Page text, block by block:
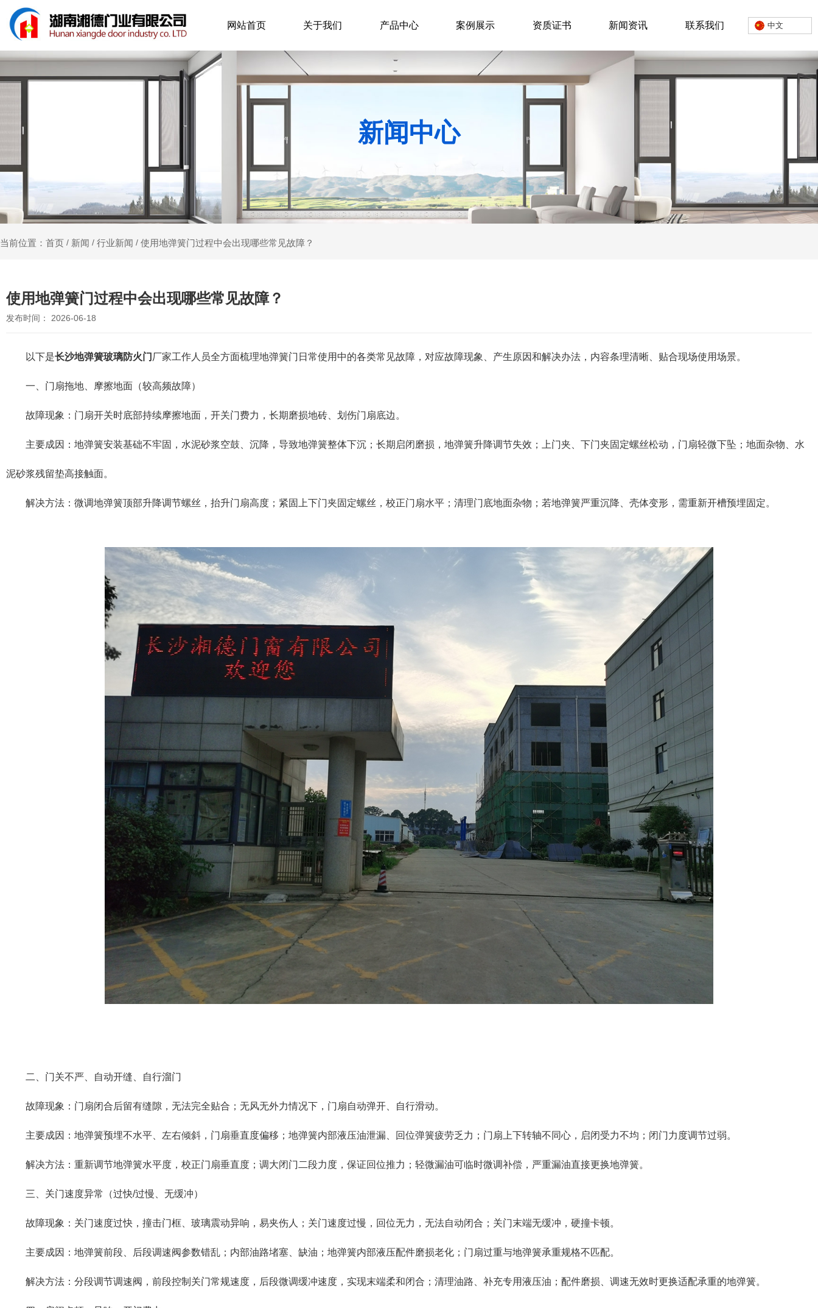
网站首页 关于我们 产品中心 案例展示 资质证书 新闻资讯 联系我们 中文
新闻中心
当前位置：首页 / 新闻 / 行业新闻 / 使用地弹簧门过程中会出现哪些常见故障？
使用地弹簧门过程中会出现哪些常见故障？
发布时间： 2026-06-18
以下是长沙地弹簧玻璃防火门 厂家工作人员全方面梳理地弹簧门日常使用中的各类常见故障，对应故障现象、产生原因和解决办法，内容条理清晰、贴合现场使用场景。
一、门扇拖地、摩擦地面（较高频故障）
故障现象：门扇开关时底部持续摩擦地面，开关门费力，长期磨损地砖、划伤门扇底边。
主要成因：地弹簧安装基础不牢固，水泥砂浆空鼓、沉降，导致地弹簧整体下沉；长期启闭磨损，地弹簧升降调节失效；上门夹、下门夹固定螺丝松动，门扇轻微下坠；地面杂物、水
泥砂浆残留垫高接触面。
解决方法：微调地弹簧顶部升降调节螺丝，抬升门扇高度；紧固上下门夹固定螺丝，校正门扇水平；清理门底地面杂物；若地弹簧严重沉降、壳体变形，需重新开槽预埋固定。
二、门关不严、自动开缝、自行溜门
故障现象：门扇闭合后留有缝隙，无法完全贴合；无风无外力情况下，门扇自动弹开、自行滑动。
主要成因：地弹簧预埋不水平、左右倾斜，门扇垂直度偏移；地弹簧内部液压油泄漏、回位弹簧疲劳乏力；门扇上下转轴不同心，启闭受力不均；闭门力度调节过弱。
解决方法：重新调节地弹簧水平度，校正门扇垂直度；调大闭门二段力度，保证回位推力；轻微漏油可临时微调补偿，严重漏油直接更换地弹簧。
三、关门速度异常（过快/过慢、无缓冲）
故障现象：关门速度过快，撞击门框、玻璃震动异响，易夹伤人；关门速度过慢，回位无力，无法自动闭合；关门末端无缓冲，硬撞卡顿。
主要成因：地弹簧前段、后段调速阀参数错乱；内部油路堵塞、缺油；地弹簧内部液压配件磨损老化；门扇过重与地弹簧承重规格不匹配。
解决方法：分段调节调速阀，前段控制关门常规速度，后段微调缓冲速度，实现末端柔和闭合；清理油路、补充专用液压油；配件磨损、调速无效时更换适配承重的地弹簧。